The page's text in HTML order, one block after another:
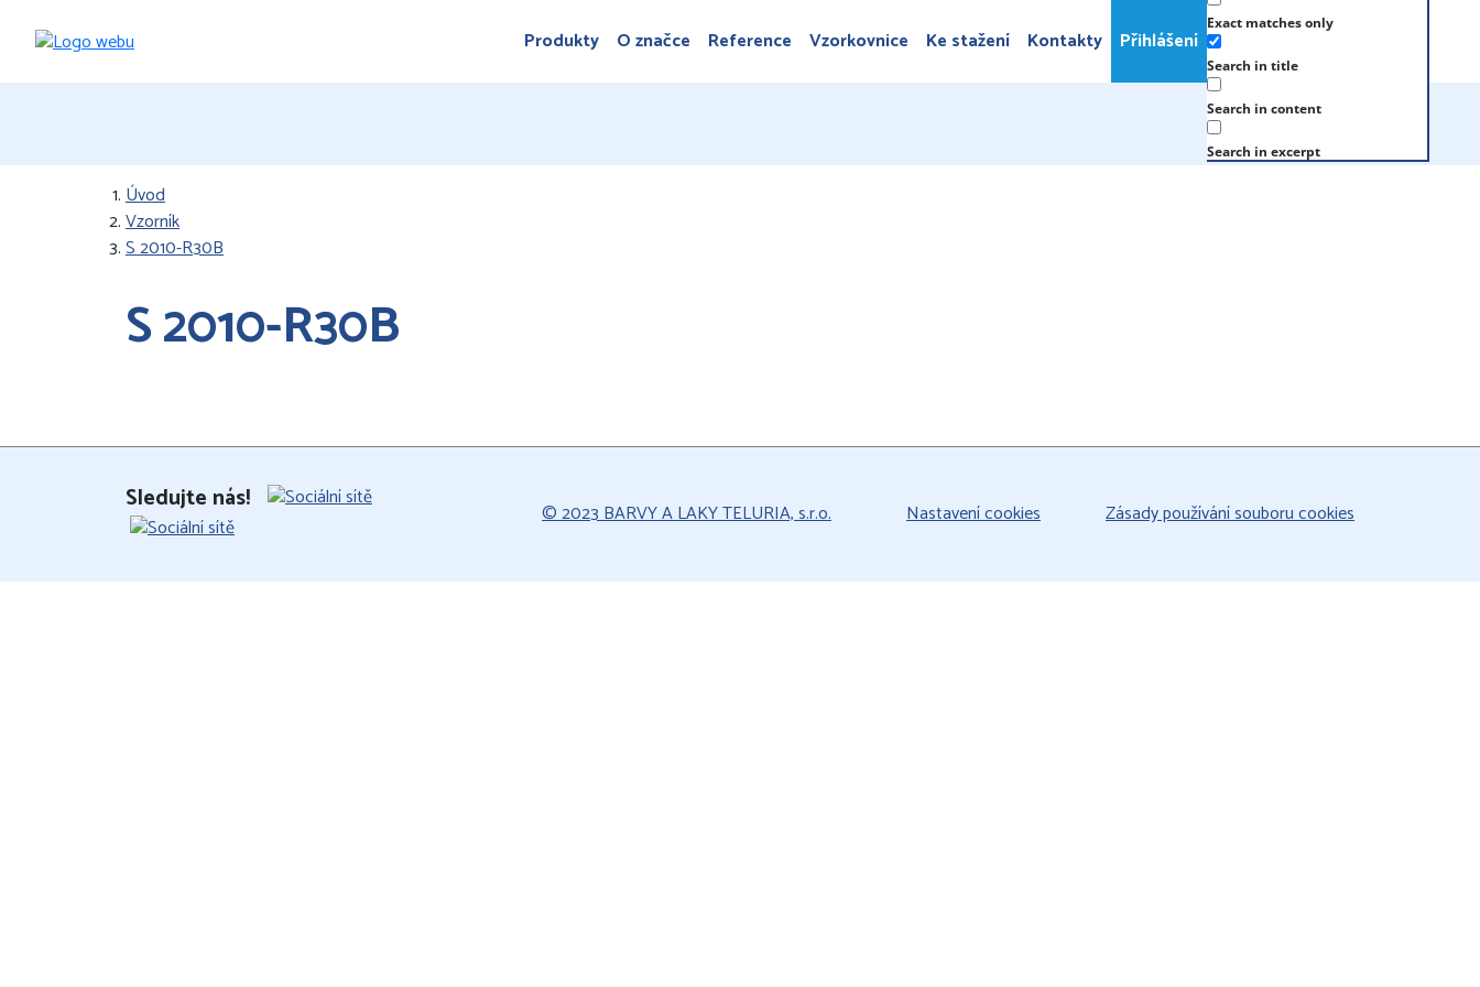
Produkty O značce Reference Vzorkovnice Ke stažení Kontakty Přihlášení
Exact matches only
Search in title
Search in content
Search in excerpt
Úvod
Vzorník
S 2010-R30B
S 2010-R30B
Sledujte nás! © 2023 BARVY A LAKY TELURIA, s.r.o. Nastavení cookies Zásady používání souboru cookies